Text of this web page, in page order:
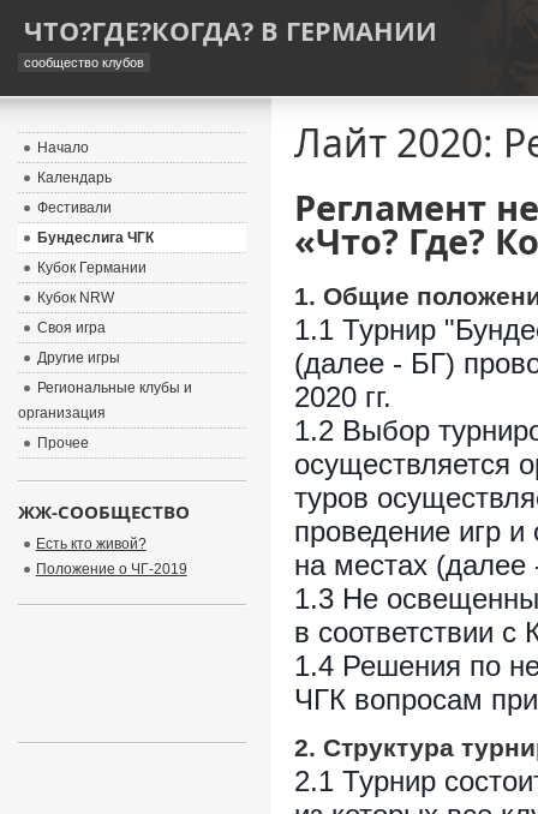
ЧТО?ГДЕ?КОГДА? В ГЕРМАНИИ
сообщество клубов
Лайт 2020:
Регламент
«Что? Где?
1. Общие
1.1 Турнир
(далее - БГ)
2020 гг.
1.2 Выбор
осуществляется
туров
проведение игр и
на местах
1.3 Не
в соответствии с
1.4 Решения по
ЧГК вопросам
2. Структура
2.1 Турнир
Начало
Календарь
Фестивали
Бундеслига ЧГК
Кубок Германии
Кубок NRW
Своя игра
Другие игры
Региональные клубы и
организация
Прочее
ЖЖ-СООБЩЕСТВО
Есть кто живой?
Положение о ЧГ-2019